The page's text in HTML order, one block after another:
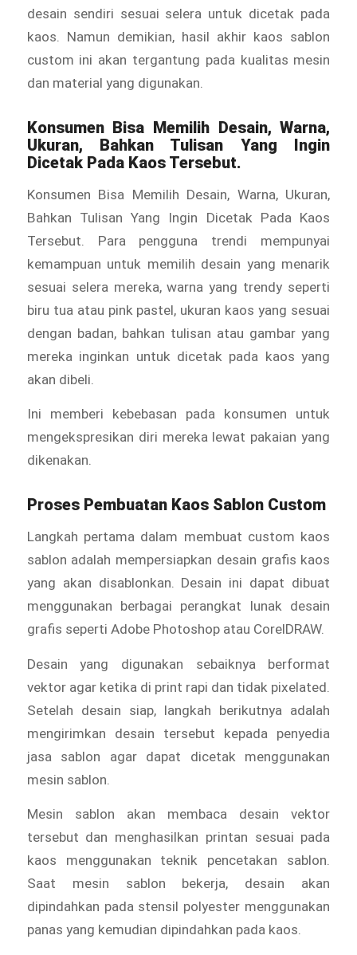
desain sendiri sesuai selera untuk dicetak pada
kaos. Namun demikian, hasil akhir kaos sablon
custom ini akan tergantung pada kualitas mesin
dan material yang digunakan.
Konsumen Bisa Memilih Desain, Warna,
Ukuran, Bahkan Tulisan Yang Ingin
Dicetak Pada Kaos Tersebut.
Konsumen Bisa Memilih Desain, Warna, Ukuran,
Bahkan Tulisan Yang Ingin Dicetak Pada Kaos
Tersebut. Para pengguna trendi mempunyai
kemampuan untuk memilih desain yang menarik
sesuai selera mereka, warna yang trendy seperti
biru tua atau pink pastel, ukuran kaos yang sesuai
dengan badan, bahkan tulisan atau gambar yang
mereka inginkan untuk dicetak pada kaos yang
akan dibeli.
Ini memberi kebebasan pada konsumen untuk
mengekspresikan diri mereka lewat pakaian yang
dikenakan.
Proses Pembuatan Kaos Sablon Custom
Langkah pertama dalam membuat custom kaos
sablon adalah mempersiapkan desain grafis kaos
yang akan disablonkan. Desain ini dapat dibuat
menggunakan berbagai perangkat lunak desain
grafis seperti Adobe Photoshop atau CorelDRAW.
Desain yang digunakan sebaiknya berformat
vektor agar ketika di print rapi dan tidak pixelated.
Setelah desain siap, langkah berikutnya adalah
mengirimkan desain tersebut kepada penyedia
jasa sablon agar dapat dicetak menggunakan
mesin sablon.
Mesin sablon akan membaca desain vektor
tersebut dan menghasilkan printan sesuai pada
kaos menggunakan teknik pencetakan sablon.
Saat mesin sablon bekerja, desain akan
dipindahkan pada stensil polyester menggunakan
panas yang kemudian dipindahkan pada kaos.